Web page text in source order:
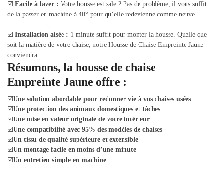
☑️ Facile à laver : Votre housse est sale ? Pas de problème, il vous suffit
de la passer en machine à 40° pour qu’elle redevienne comme neuve.
☑️ Installation aisée : 1 minute suffit pour monter la housse. Quelle que
soit la matière de votre chaise, notre Housse de Chaise Empreinte Jaune
conviendra.
Résumons, la housse de chaise
Empreinte Jaune offre :
☑️Une solution abordable pour redonner vie à vos chaises usées
☑️Une protection des animaux domestiques et tâches
☑️Une mise en valeur originale de votre intérieur
☑️Une compatibilité avec 95% des modèles de chaises
☑️Un tissu de qualité supérieure et extensible
☑️Un montage facile en moins d’une minute
☑️Un entretien simple en machine